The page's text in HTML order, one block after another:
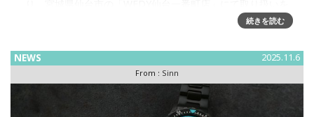
開始いたしました。 「WEDY（ウェディ）仙続きを読む
NEWS 2025.11.6
From : Sinn